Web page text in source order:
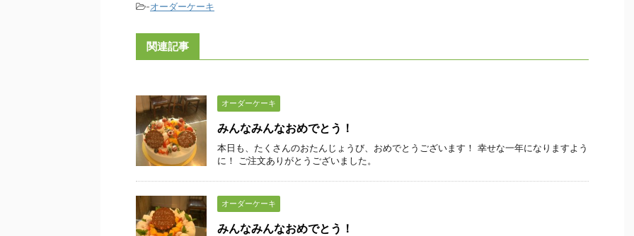
-オーダーケーキ
関連記事
オーダーケーキ
みんなみんなおめでとう！
本日も、たくさんのおたんじょうび、おめでとうございます！ 幸せな一年になりますよう
に！ ご注文ありがとうございました。
オーダーケーキ
みんなみんなおめでとう！